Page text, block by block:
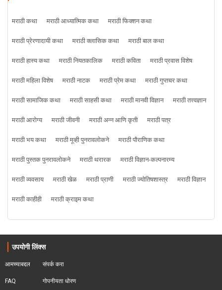
मराठी कथा मराठी आध्यात्मिक कथा
मराठी फिक्शन कथा
मराठी प्रेरणादायी कथा
मराठी क्लासिक कथा
मराठी बाल कथा
मराठी हास्य कथा
मराठी नियतकालिक मराठी कविता
मराठी प्रवास विशेष
मराठी महिला विशेष
मराठी नाटक मराठी प्रेम कथा
मराठी गुप्तचर कथा
मराठी सामाजिक कथा
मराठी साहसी कथा मराठी मानवी विज्ञान
मराठी तत्त्वज्ञान
मराठी आरोग्य
मराठी जीवनी मराठी अन्न आणि कृती
मराठी पत्र
मराठी भय कथा
मराठी मूव्ही पुनरावलोकने
मराठी पौराणिक कथा
मराठी पुस्तक पुनरावलोकने
मराठी थरारक
मराठी विज्ञान-कल्पनारम्य
मराठी व्यवसाय
मराठी खेळ मराठी प्राणी मराठी ज्योतिषशास्त्र
मराठी विज्ञान
मराठी काहीही
मराठी क्राइम कथा
उपयोगी लिंक्स
आमच्याबद्दल
FAQ
संपर्क करा
गोपनीयता धोरण